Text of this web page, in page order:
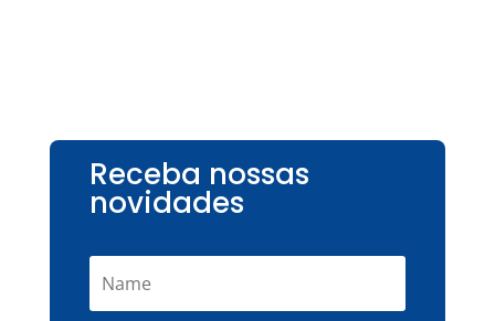
Receba nossas
novidades